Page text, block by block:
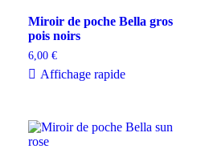
Miroir de poche Bella gros
pois noirs
6,00 €
Affichage rapide